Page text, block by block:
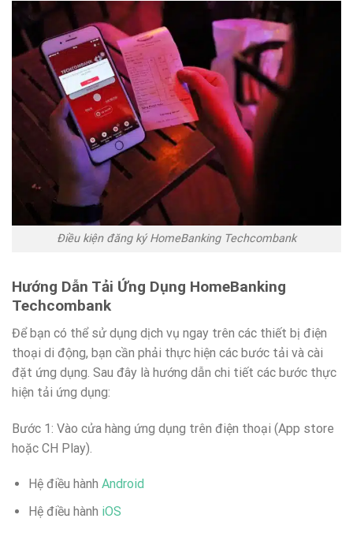
Điều kiện đăng ký HomeBanking Techcombank
Hướng Dẫn Tải Ứng Dụng HomeBanking
Techcombank
Để bạn có thể sử dụng dịch vụ ngay trên các thiết bị điện
thoại di động, bạn cần phải thực hiện các bước tải và cài
đặt ứng dụng. Sau đây là hướng dẫn chi tiết các bước thực
hiện tải ứng dụng:
Bước 1: Vào cửa hàng ứng dụng trên điện thoại (App store
hoặc CH Play).
Hệ điều hành Android
Hệ điều hành iOS